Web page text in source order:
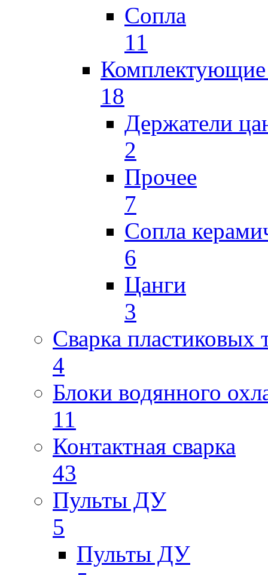
Сопла
11
18
Держатели
2
Прочее
7
Сопла
6
Цанги
3
Сварка пластиковых
4
Блоки водянного
11
Контактная сварка
43
Пульты ДУ
5
Пульты ДУ